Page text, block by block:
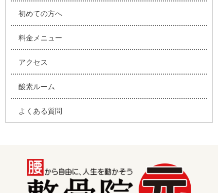
初めての方へ
料金メニュー
アクセス
酸素ルーム
よくある質問